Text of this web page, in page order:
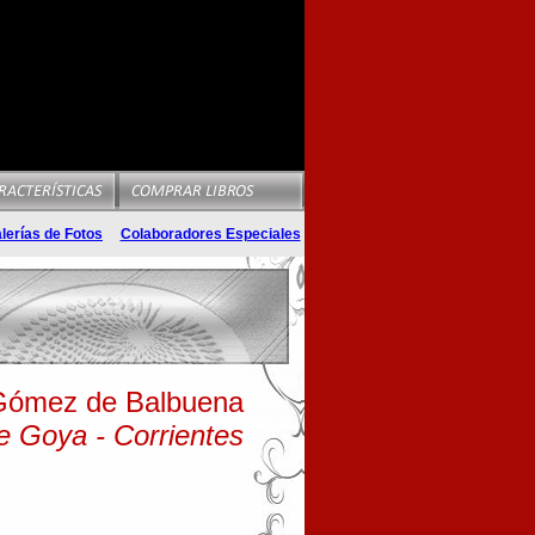
de Fotos Colaboradores Especiales
de Balbuena
Goya - Corrientes